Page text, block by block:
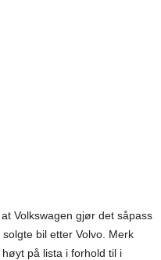
Volkswagen gjør det såpass
bil etter Volvo. Merk
på lista i forhold til i